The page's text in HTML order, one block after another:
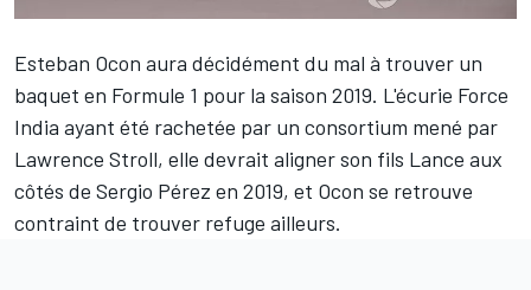
Esteban Ocon aura décidément du mal à trouver un
baquet en Formule 1 pour la saison 2019. L'écurie Force
India ayant été rachetée par un consortium mené par
Lawrence Stroll, elle devrait aligner son fils Lance aux
côtés de Sergio Pérez en 2019, et Ocon se retrouve
contraint de trouver refuge ailleurs.